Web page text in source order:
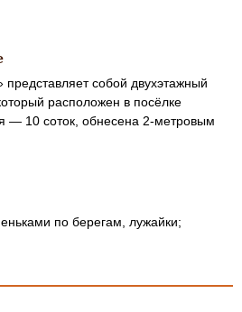
представляет собой двухэтажный
расположен в посёлке
— 10 соток, обнесена 2-метровым
по берегам, лужайки;